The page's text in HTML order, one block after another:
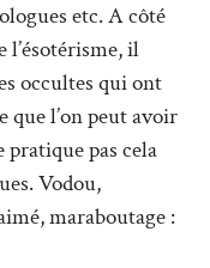
etc. A côté
l’ésotérisme, il
occultes qui ont
que l’on peut avoir
pratique pas cela
Vodou,
maraboutage :